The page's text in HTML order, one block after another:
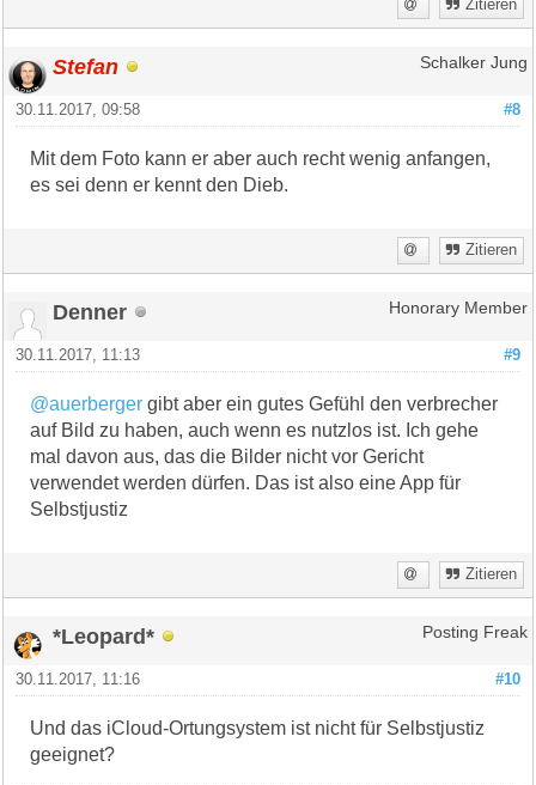
Zitieren
Stefan Schalker Jung
#8
30.11.2017, 09:58
Mit dem Foto kann er aber auch recht wenig anfangen,
es sei denn er kennt den Dieb.
Zitieren
Denner Honorary Member
#9
30.11.2017, 11:13
@auerberger gibt aber ein gutes Gefühl den verbrecher
auf Bild zu haben, auch wenn es nutzlos ist. Ich gehe
mal davon aus, das die Bilder nicht vor Gericht
verwendet werden dürfen. Das ist also eine App für
Selbstjustiz
Zitieren
*Leopard* Posting Freak
#10
30.11.2017, 11:16
Und das iCloud-Ortungsystem ist nicht für Selbstjustiz
geeignet?